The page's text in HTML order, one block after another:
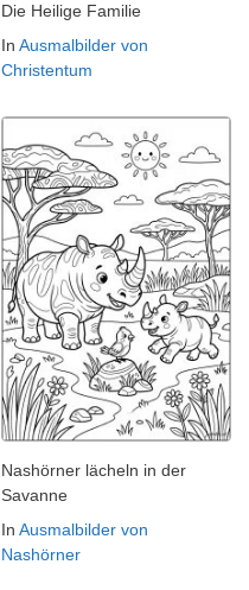
Die Heilige Familie
In Ausmalbilder von
Christentum
Nashörner lächeln in der
Savanne
In Ausmalbilder von
Nashörner